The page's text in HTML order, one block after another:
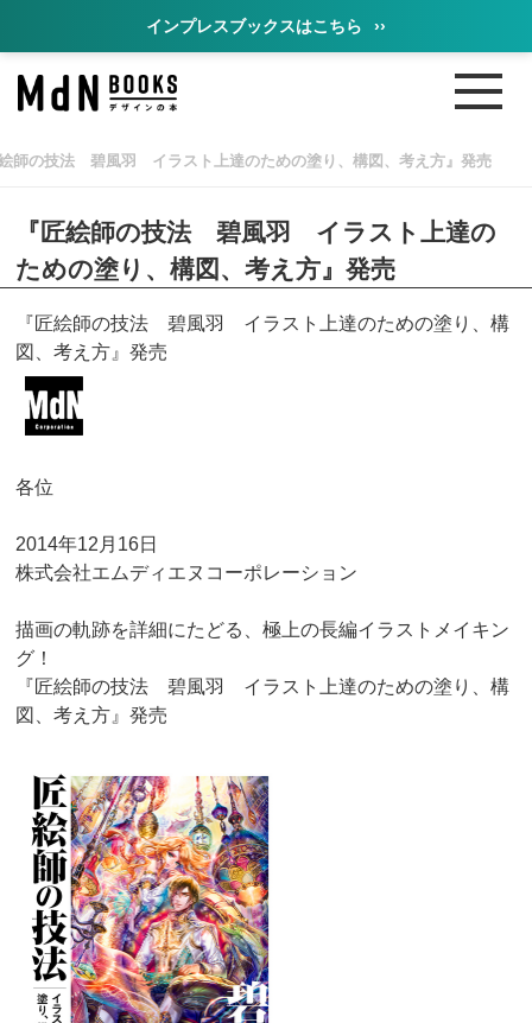
インプレスブックスはこちら ››
師の技法 碧風羽 イラスト上達のための塗り、構図、考え方』発売
『匠絵師の技法 碧風羽 イラスト上達の
ための塗り、構図、考え方』発売
『匠絵師の技法 碧風羽 イラスト上達のための塗り、構
図、考え方』発売
各位
2014年12月16日
株式会社エムディエヌコーポレーション
描画の軌跡を詳細にたどる、極上の長編イラストメイキン
グ！
『匠絵師の技法 碧風羽 イラスト上達のための塗り、構
図、考え方』発売